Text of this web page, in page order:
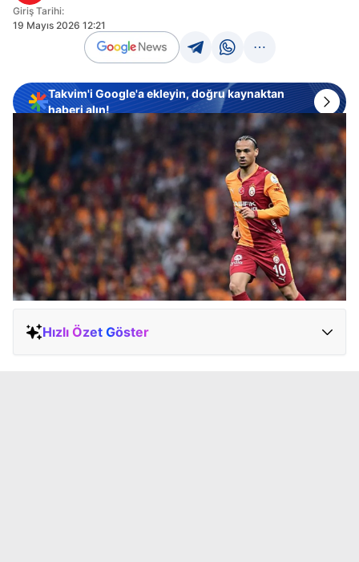
Giriş Tarihi:
19 Mayıs 2026 12:21
Takvim'i Google'a ekleyin, doğru kaynaktan
haberi alın!
Hızlı Özet Göster